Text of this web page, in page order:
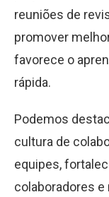
reuniões de
promover
favorece o
rápida.
Podemos
cultura de
equipes,
colaboradores e